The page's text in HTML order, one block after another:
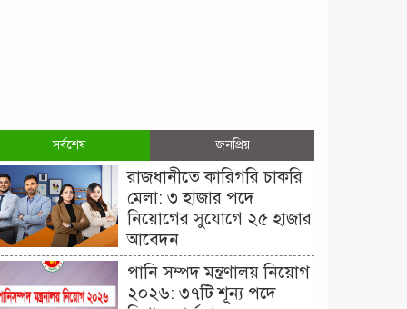
সর্বশেষ জনপ্রিয়
রাজধানীতে কারিগরি চাকরি
মেলা: ৩ হাজার পদে
নিয়োগের সুযোগে ২৫ হাজার
আবেদন
পানি সম্পদ মন্ত্রণালয় নিয়োগ
২০২৬: ৩৭টি শূন্য পদে